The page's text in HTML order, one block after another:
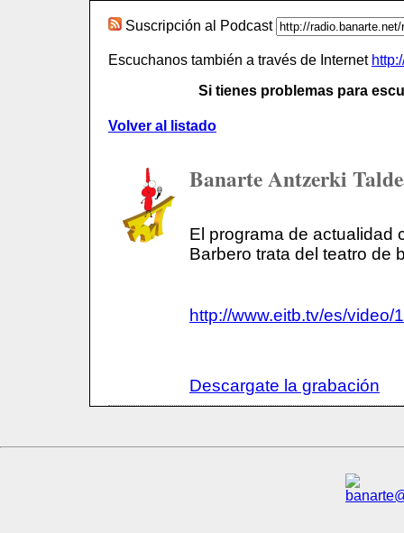
Suscripción al Podcast
Escuchanos también a través de Internet
Si tienes problemas para
Volver al listado
Banarte Antzerki
El programa de actualidad
Barbero trata del teatro de
http://www.eitb.tv/es/
Descargate la grabación